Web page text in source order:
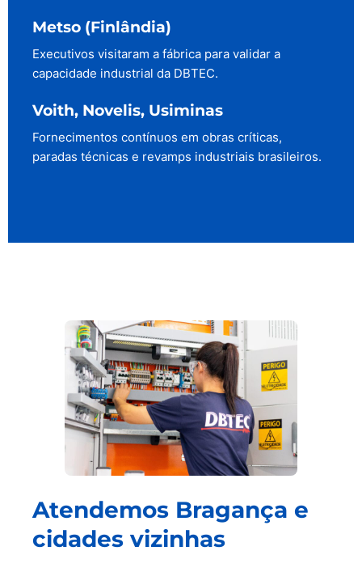
Metso (Finlândia)
Executivos visitaram a fábrica para validar a
capacidade industrial da DBTEC.
Voith, Novelis, Usiminas
Fornecimentos contínuos em obras críticas,
paradas técnicas e revamps industriais brasileiros.
Atendemos Bragança e
cidades vizinhas